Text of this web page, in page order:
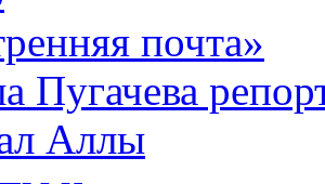
почта»
Пугачева
Аллы